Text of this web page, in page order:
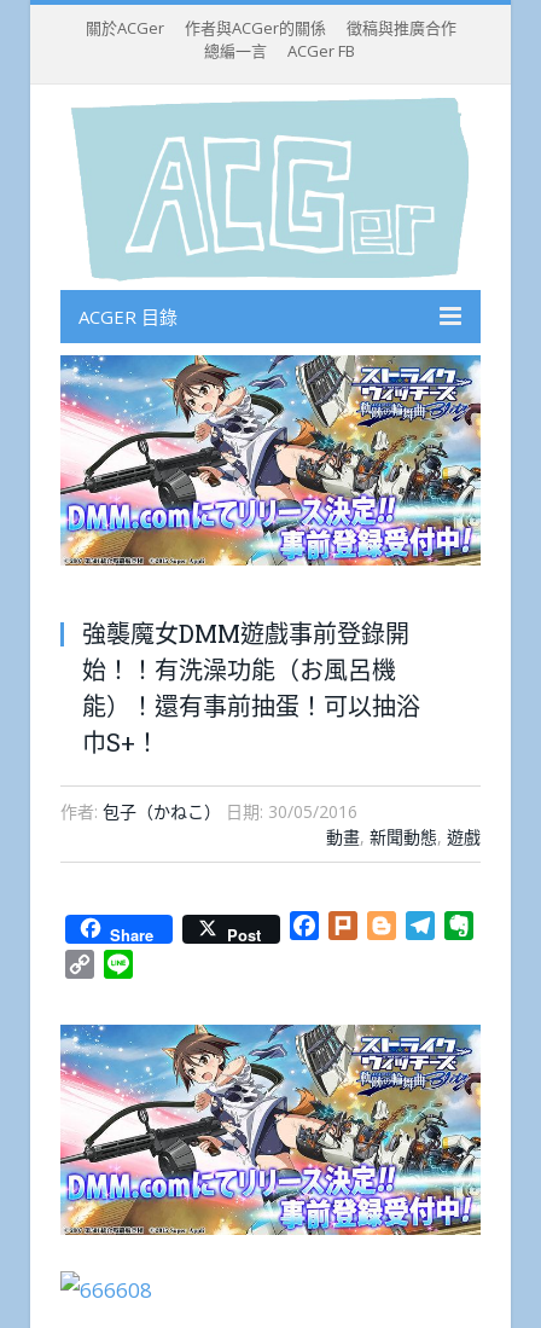
關於ACGer 作者與ACGer的關係
徵稿與推廣合作
總編一言
ACGer FB
ACGER 目錄
強襲魔女DMM遊戲事前登錄開
始！！有洗澡功能（お風呂機
能）！還有事前抽蛋！可以抽浴
巾S+！
作者: 包子（かねこ） 日期: 30/05/2016
動畫, 新聞動態, 遊戲
Share Post Facebook
Plurk BloggerTelegram
Copy